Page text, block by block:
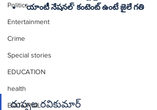
Politics
Entertainment
Crime
Special stories
EDUCATION
health
EDITORIAL
‘యాంటీ నేషనల్‌’ కంటెంట్‌ ఉంటే జైలే గతి